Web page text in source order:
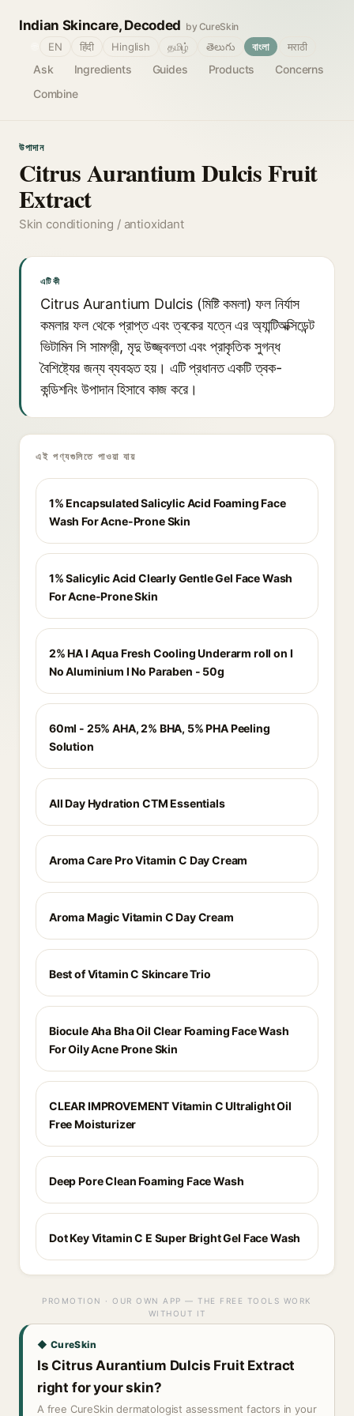
Indian Skincare, Decoded by CureSkin
Ask Ingredients Guides Products
Concerns
Combine
EN हिंदी Hinglish தமிழ் తెలుగు বাংলা मराठी
উপাদান
Citrus Aurantium Dulcis Fruit
Extract
Skin conditioning / antioxidant
এটি কী
Citrus Aurantium Dulcis (মিষ্টি কমলা) ফল নির্যাস
কমলার ফল থেকে প্রাপ্ত এবং ত্বকের যত্নে এর অ্যান্টিঅক্সিডেন্ট
ভিটামিন সি সামগ্রী, মৃদু উজ্জ্বলতা এবং প্রাকৃতিক সুগন্ধ
বৈশিষ্ট্যের জন্য ব্যবহৃত হয়। এটি প্রধানত একটি ত্বক-
কন্ডিশনিং উপাদান হিসাবে কাজ করে।
এই পণ্যগুলিতে পাওয়া যায়
1% Encapsulated Salicylic Acid Foaming Face
Wash For Acne-Prone Skin
1% Salicylic Acid Clearly Gentle Gel Face Wash
For Acne-Prone Skin
2% HA I Aqua Fresh Cooling Underarm roll on I
No Aluminium I No Paraben - 50g
60ml - 25% AHA, 2% BHA, 5% PHA Peeling
Solution
All Day Hydration CTM Essentials
Aroma Care Pro Vitamin C Day Cream
Aroma Magic Vitamin C Day Cream
Best of Vitamin C Skincare Trio
Biocule Aha Bha Oil Clear Foaming Face Wash
For Oily Acne Prone Skin
CLEAR IMPROVEMENT Vitamin C Ultralight Oil
Free Moisturizer
Deep Pore Clean Foaming Face Wash
Dot Key Vitamin C E Super Bright Gel Face Wash
PROMOTION · OUR OWN APP — THE FREE TOOLS WORK
WITHOUT IT
◆ CureSkin
Is Citrus Aurantium Dulcis Fruit Extract
right for your skin?
A free CureSkin dermatologist assessment factors in your